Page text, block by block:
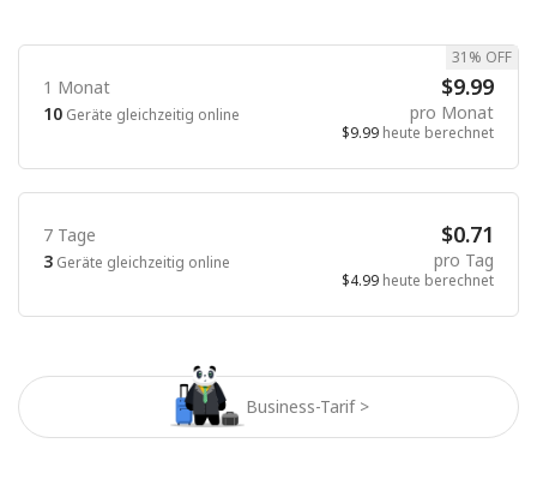
Business-Tarif >
1 Monat
10 Geräte gleichzeitig online
$9.99
pro Monat
$9.99 heute berechnet
31% OFF
7 Tage
3 Geräte gleichzeitig online
$0.71
pro Tag
$4.99 heute berechnet